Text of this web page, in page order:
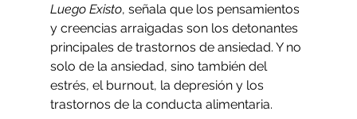
Luego Existo, señala que los pensamientos
y creencias arraigadas son los detonantes
principales de trastornos de ansiedad. Y no
solo de la ansiedad, sino también del
estrés, el burnout, la depresión y los
trastornos de la conducta alimentaria.